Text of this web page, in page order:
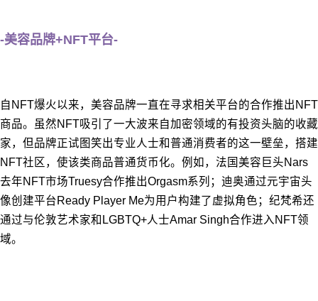
-美容品牌+NFT平台-
自NFT爆火以来，美容品牌一直在寻求相关平台的合作推出NFT
商品。虽然NFT吸引了一大波来自加密领域的有投资头脑的收藏
家，但品牌正试图笑出专业人士和普通消费者的这一壁垒，搭建
NFT社区，使该类商品普通货币化。例如，法国美容巨头Nars
去年NFT市场Truesy合作推出Orgasm系列；迪奥通过元宇宙头
像创建平台Ready Player Me为用户构建了虚拟角色；纪梵希还
通过与伦敦艺术家和LGBTQ+人士Amar Singh合作进入NFT领
域。